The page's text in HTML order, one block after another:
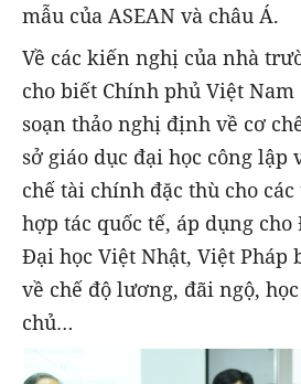
mẫu của ASEAN và châu Á.
Về các kiến nghị của nhà
cho biết Chính phủ Việt
soạn thảo nghị định về cơ
sở giáo dục đại học công lập
chế tài chính đặc thù cho
hợp tác quốc tế, áp dụng
Đại học Việt Nhật, Việt Pháp
về chế độ lương, đãi ngộ,
chủ…